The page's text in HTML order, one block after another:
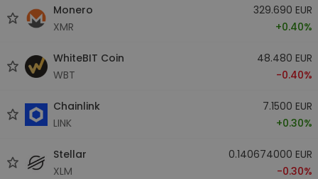
Monero
XMR
329.690 EUR
+0.40%
WhiteBIT Coin
WBT
48.480 EUR
-0.40%
Chainlink
LINK
7.1500 EUR
+0.30%
Stellar
XLM
0.140674000 EUR
-0.30%